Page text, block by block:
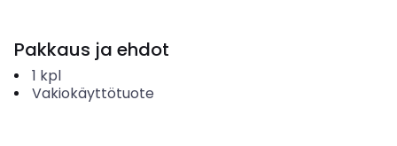
Pakkaus ja ehdot
1 kpl
Vakiokäyttötuote